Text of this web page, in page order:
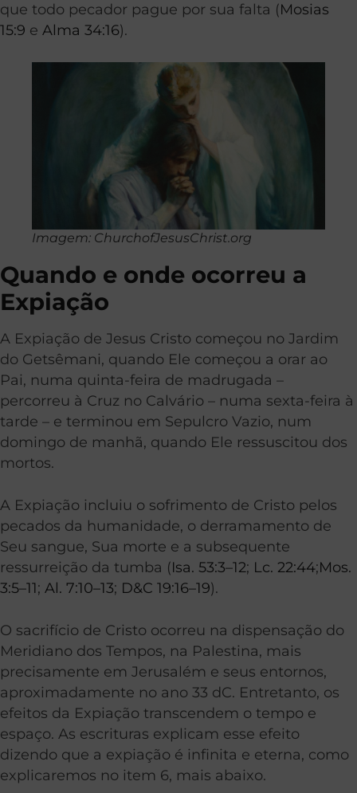
que todo pecador pague por sua falta (Mosias
15:9 e Alma 34:16).
Imagem: ChurchofJesusChrist.org
Quando e onde ocorreu a
Expiação
A Expiação de Jesus Cristo começou no Jardim
do Getsêmani, quando Ele começou a orar ao
Pai, numa quinta-feira de madrugada –
percorreu à Cruz no Calvário – numa sexta-feira à
tarde – e terminou em Sepulcro Vazio, num
domingo de manhã, quando Ele ressuscitou dos
mortos.
A Expiação incluiu o sofrimento de Cristo pelos
pecados da humanidade, o derramamento de
Seu sangue, Sua morte e a subsequente
ressurreição da tumba (Isa. 53:3–12; Lc. 22:44;Mos.
3:5–11; Al. 7:10–13; D&C 19:16–19).
O sacrifício de Cristo ocorreu na dispensação do
Meridiano dos Tempos, na Palestina, mais
precisamente em Jerusalém e seus entornos,
aproximadamente no ano 33 dC. Entretanto, os
efeitos da Expiação transcendem o tempo e
espaço. As escrituras explicam esse efeito
dizendo que a expiação é infinita e eterna, como
explicaremos no item 6, mais abaixo.